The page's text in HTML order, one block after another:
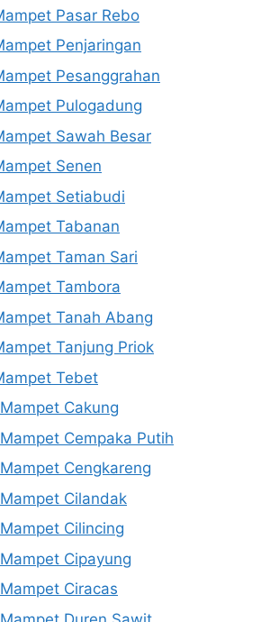
Pasar Rebo
Penjaringan
Pesanggrahan
Pulogadung
Sawah Besar
Senen
Setiabudi
Tabanan
Taman Sari
Tambora
Tanah Abang
Tanjung Priok
Tebet
Cakung
Cempaka Putih
Cengkareng
Cilandak
Cilincing
Cipayung
Ciracas